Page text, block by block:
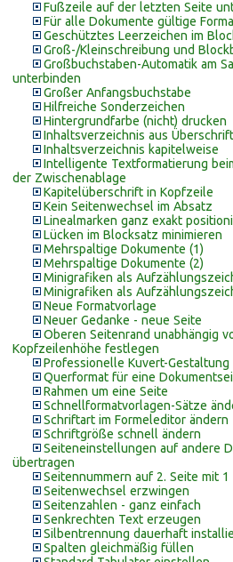
Fußzeile auf der letzten Seite
Für alle Dokumente gültige
Geschütztes Leerzeichen im
Groß-/Kleinschreibung und
Großbuchstaben-Automatik am
unterbinden
Großer Anfangsbuchstabe
Hilfreiche Sonderzeichen
Hintergrundfarbe (nicht) drucken
Inhaltsverzeichnis aus
Inhaltsverzeichnis kapitelweise
Intelligente Textformatierung
der Zwischenablage
Kapitelüberschrift in Kopfzeile
Kein Seitenwechsel im Absatz
Linealmarken ganz exakt
Lücken im Blocksatz minimieren
Mehrspaltige Dokumente (1)
Mehrspaltige Dokumente (2)
Minigrafiken als
Minigrafiken als
Neue Formatvorlage
Neuer Gedanke - neue Seite
Oberen Seitenrand unabhängig
Kopfzeilenhöhe festlegen
Professionelle Kuvert-Gestaltung
Querformat für eine
Rahmen um eine Seite
Schnellformatvorlagen-Sätze
Schriftart im Formeleditor ändern
Schriftgröße schnell ändern
Seiteneinstellungen auf andere
übertragen
Seitennummern auf 2. Seite mit 1
Seitenwechsel erzwingen
Seitenzahlen - ganz einfach
Senkrechten Text erzeugen
Silbentrennung dauerhaft
Spalten gleichmäßig füllen